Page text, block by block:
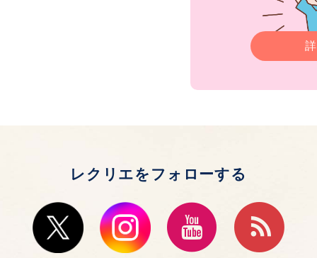
レクリエをフォローする